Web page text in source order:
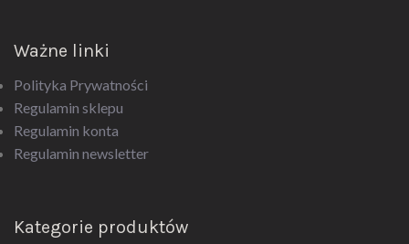
Polityka Prywatności
Regulamin sklepu
Regulamin konta
Regulamin newsletter
Akcesoria